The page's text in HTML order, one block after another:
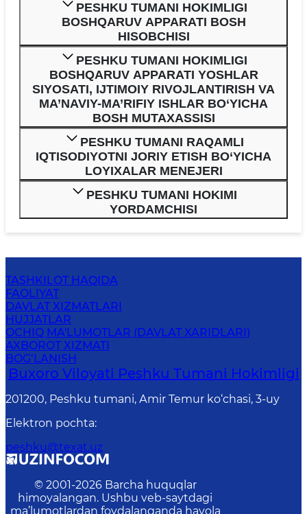
PESHKU TUMANI HOKIMLIGI
BOSHQARUV APPARATI BOSH
HISOBCHISI
PESHKU TUMANI HOKIMLIGI
BOSHQARUV APPARATI YOSHLAR
SIYOSATI, IJTIMOIY RIVOJLANTIRISH VA
MA’NAVIY-MA’RIFIY ISHLAR BO‘YICHA
BOSH MUTAXASSISI
PESHKU TUMANI RAQAMLI
IQTISODIYOTNI JORIY ETISH BO‘YICHA
LOYIXALAR MENEJERI
PESHKU TUMANI HOKIMI
YORDAMCHISI
TASHKILOT HAQIDA
FAOLIYAT
DAVLAT XIZMATLARI
HUJJATLAR
OCHIQ MA'LUMOTLAR (DAVLAT XARIDLARI)
AXBOROT XIZMATI
BOG‘LANISH
Buxoro Viloyati Peshku Tumani Hokimligi
201200, Peshku tumani, Аmir Temur ko‘chasi, 3-uy
Elektron pochta:
peshku@texat.uz
© 2001-2026 Barcha huquqlar
himoyalangan. Ushbu veb-saytdagi
ma’lumotlardan foydalanganda havola